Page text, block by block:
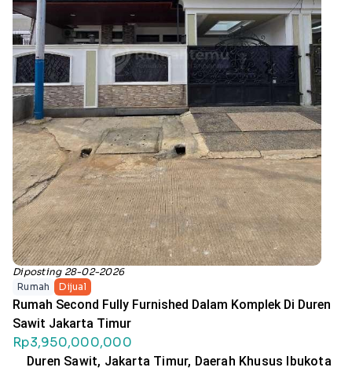
Diposting 28-02-2026
Rumah
Dijual
Rumah Second Fully Furnished Dalam Komplek Di Duren
Sawit Jakarta Timur
Rp3,950,000,000
Duren Sawit, Jakarta Timur, Daerah Khusus Ibukota